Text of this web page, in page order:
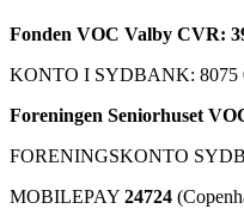
Fonden VOC Valby CVR:
KONTO I SYDBANK: 8075
Foreningen Seniorhuset
FORENINGSKONTO
MOBILEPAY 24724